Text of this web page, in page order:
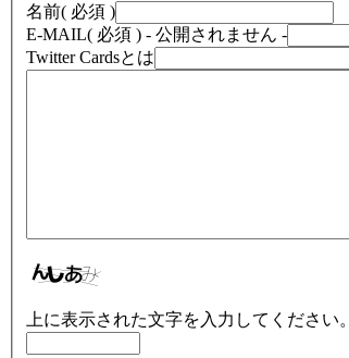
名前( 必須 )
E-MAIL( 必須 ) - 公開されません -
Twitter Cardsとは
上に表示された文字を入力してください。